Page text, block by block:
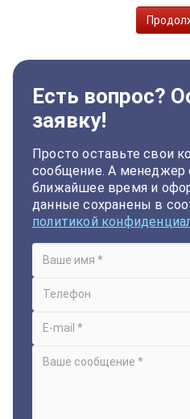
Есть вопрос?
заявку!
Просто оставьте свои
сообщение. А менеджер
ближайшее время и
данные сохранены в
политикой